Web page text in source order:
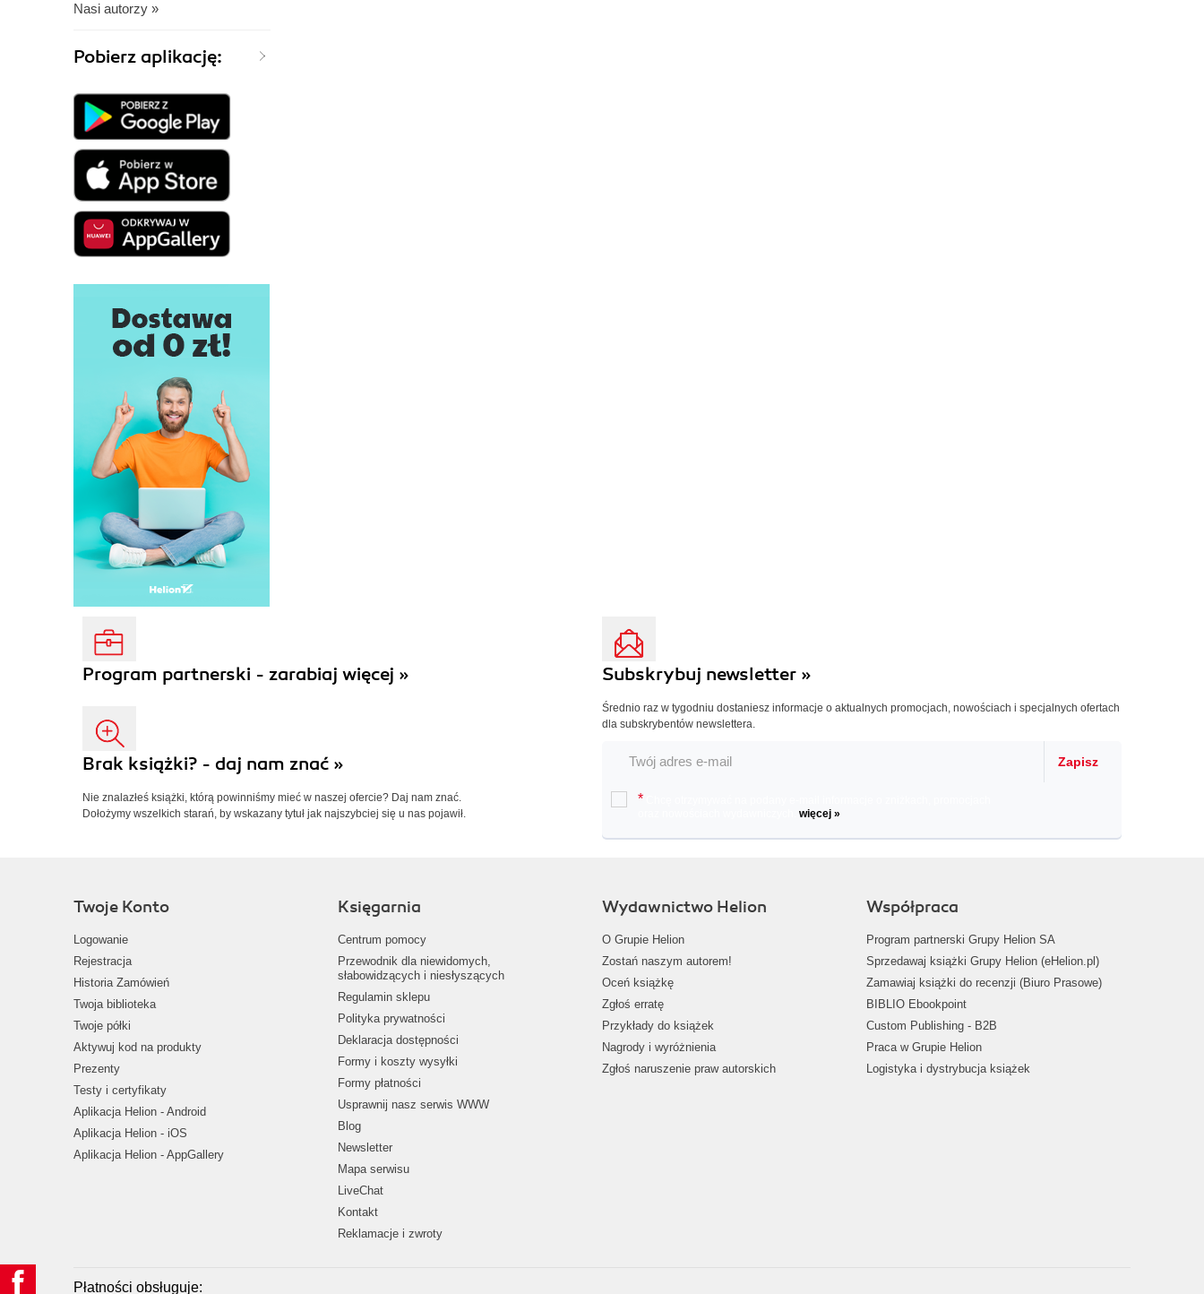
Nasi autorzy »
Pobierz aplikację:
Program partnerski - zarabiaj więcej »
Brak książki? - daj nam znać »
Nie znalazłeś książki, którą powinniśmy mieć w naszej ofercie? Daj nam znać.
Dołożymy wszelkich starań, by wskazany tytuł jak najszybciej się u nas pojawił.
Subskrybuj newsletter »
Średnio raz w tygodniu dostaniesz informacje o aktualnych promocjach, nowościach i specjalnych ofertach
dla subskrybentów newslettera.
Zapisz
*
więcej »
Twoje Konto
Logowanie
Rejestracja
Historia Zamówień
Twoja biblioteka
Twoje półki
Aktywuj kod na produkty
Prezenty
Testy i certyfikaty
Aplikacja Helion - Android
Aplikacja Helion - iOS
Aplikacja Helion - AppGallery
Księgarnia
Centrum pomocy
Przewodnik dla niewidomych,
słabowidzących i niesłyszących
Regulamin sklepu
Polityka prywatności
Deklaracja dostępności
Formy i koszty wysyłki
Formy płatności
Usprawnij nasz serwis WWW
Blog
Newsletter
Mapa serwisu
LiveChat
Kontakt
Reklamacje i zwroty
Wydawnictwo Helion
O Grupie Helion
Zostań naszym autorem!
Oceń książkę
Zgłoś erratę
Przykłady do książek
Nagrody i wyróżnienia
Zgłoś naruszenie praw autorskich
Współpraca
Program partnerski Grupy Helion SA
Sprzedawaj książki Grupy Helion (eHelion.pl)
Zamawiaj książki do recenzji (Biuro Prasowe)
BIBLIO Ebookpoint
Custom Publishing - B2B
Praca w Grupie Helion
Logistyka i dystrybucja książek
Płatności obsługuje: